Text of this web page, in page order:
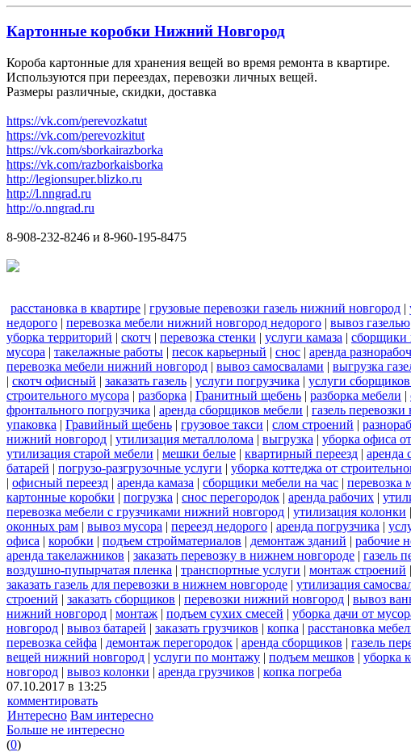
Картонные коробки Нижний Новгород
Короба картонные для хранения вещей во время ремонта в квартире.
Используются при переездах, перевозки личных вещей.
Размеры различные, скидки, доставка
https://vk.com/perevozkatut
https://vk.com/perevozkitut
https://vk.com/sborkairazborka
https://vk.com/razborkaisborka
http://legionsuper.blizko.ru
http://l.nngrad.ru
http://o.nngrad.ru
8-908-232-8246 и 8-960-195-8475
расстановка в квартире | грузовые перевозки газель нижний новгород |
недорого | перевозка мебели нижний новгород недорого | вывоз газелью
уборка территорий | скотч | перевозка стенки | услуги камаза | сборщики
мусора | такелажные работы | песок карьерный | снос | аренда
перевозка мебели нижний новгород | вывоз самосвалами | выгрузка
| скотч офисный | заказать газель | услуги погрузчика | услуги
строительного мусора | разборка | Гранитный щебень | разборка мебели |
фронтального погрузчика | аренда сборщиков мебели | газель
упаковка | Гравийный щебень | грузовое такси | слом строений |
нижний новгород | утилизация металлолома | выгрузка | уборка офиса
утилизация старой мебели | мешки белые | квартирный переезд | аренда
батарей | погрузо-разгрузочные услуги | уборка коттеджа от
| офисный переезд | аренда камаза | сборщики мебели на час | перевозка
картонные коробки | погрузка | снос перегородок | аренда рабочих |
перевозка мебели с грузчиками нижний новгород | утилизация колонки |
оконных рам | вывоз мусора | переезд недорого | аренда погрузчика |
офиса | коробки | подъем стройматериалов | демонтаж зданий | рабочие
аренда такелажников | заказать перевозку в нижнем новгороде | газель
воздушно-пупырчатая пленка | транспортные услуги | монтаж строений |
заказать газель для перевозки в нижнем новгороде | утилизация
строений | заказать сборщиков | перевозки нижний новгород | вывоз
нижний новгород | монтаж | подъем сухих смесей | уборка дачи от
новгород | вывоз батарей | заказать грузчиков | копка | расстановка
перевозка сейфа | демонтаж перегородок | аренда сборщиков | газель
вещей нижний новгород | услуги по монтажу | подъем мешков | уборка
новгород | вывоз колонки | аренда грузчиков | копка погреба
07.10.2017 в 13:25
комментировать
Интересно Вам интересно
Больше не интересно
(0)